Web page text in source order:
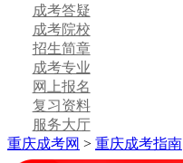
成考答疑
成考院校
招生简章
成考专业
网上报名
复习资料
服务大厅
重庆成考网 > 重庆成考指南